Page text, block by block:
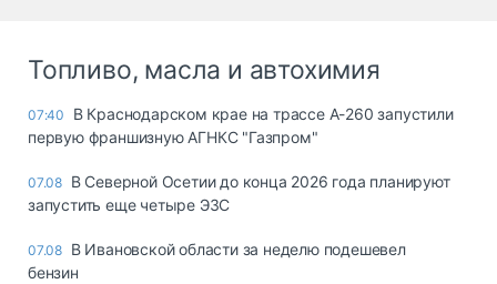
Топливо, масла и автохимия
07:40
В Краснодарском крае на трассе А-260 запустили
первую франшизную АГНКС "Газпром"
07.08 В Северной Осетии до конца 2026 года планируют
запустить еще четыре ЭЗС
07.08 В Ивановской области за неделю подешевел
бензин